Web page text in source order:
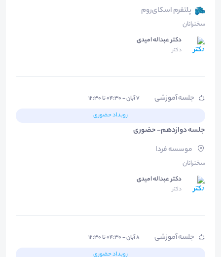
پلتفرم اسکای‌روم
سخنرانان
دکتر عبداله امیدی
دکتر
جلسه آموزشی
۷ آبان - ۰۴:۳۰ تا ۱۲:۳۰
رویداد حضوری
جلسه دوازدهم- حضوری
موسسه فردا
سخنرانان
دکتر عبداله امیدی
دکتر
جلسه آموزشی
۸ آبان - ۰۴:۳۰ تا ۱۲:۳۰
رویداد حضوری